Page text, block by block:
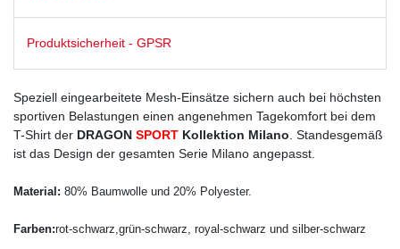
Produktsicherheit - GPSR
Speziell eingearbeitete Mesh-Einsätze sichern auch bei höchsten
sportiven Belastungen einen angenehmen Tagekomfort bei dem
T-Shirt der DRAGON SPORT Kollektion Milano . Standesgemäß
ist das Design der gesamten Serie Milano angepasst.
Material: 80% Baumwolle und 20% Polyester.
Farben:rot-schwarz, grün-schwarz, royal-schwarz und silber-schwarz